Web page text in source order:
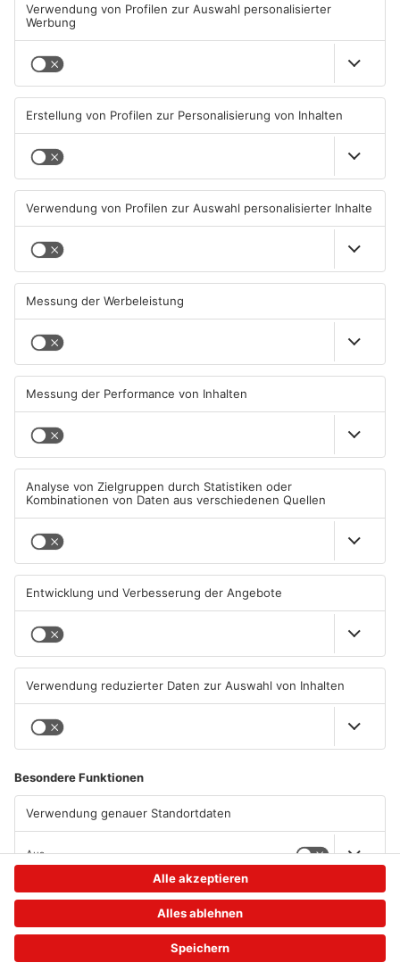
abgelenkt und bestohlen
OFFENBACH
Polizeieinsatz in Mühlheimer
Supermarkt
Hier brauchen Autofahrer in
Rodgau jetzt mehr Geduld
04.08.2026, 06:47 UHR IN KREIS
OFFENBACH
IHK registriert mehr
Unternehmensgründungen
im Kreis Offenbach
OFFENBACH